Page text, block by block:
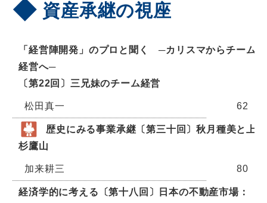
資産承継の視座
「経営陣開発」のプロと聞く ─カリスマからチーム
経営へ─
〔第22回〕三兄妹のチーム経営
松田真一 62
歴史にみる事業承継〔第三十回〕秋月種美と上
杉鷹山
加来耕三 80
経済学的に考える〔第十八回〕日本の不動産市場：